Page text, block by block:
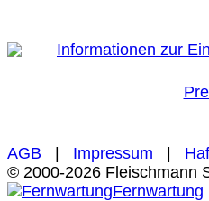
Informationen zur
AGB | Impressum |
© 2000-2026 Fleischmann
Fernwartung